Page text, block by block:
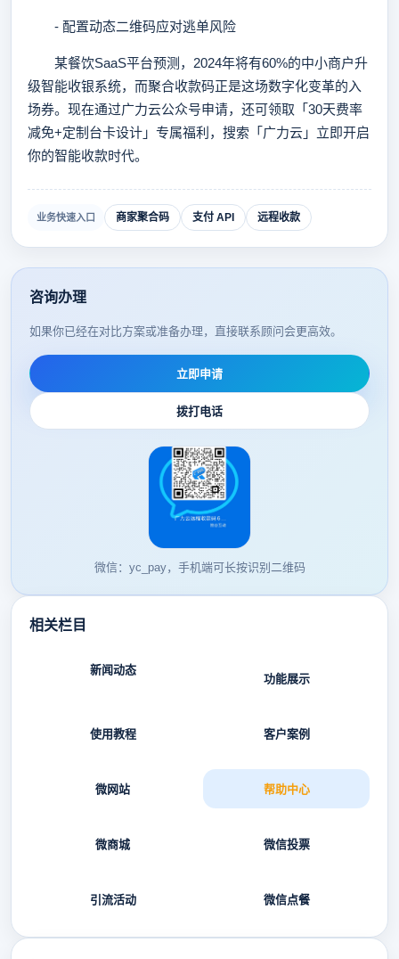
- 配置动态二维码应对逃单风险
某餐饮SaaS平台预测，2024年将有60%的中小商户升
级智能收银系统，而聚合收款码正是这场数字化变革的入
场券。现在通过广力云公众号申请，还可领取「30天费率
减免+定制台卡设计」专属福利，搜索「广力云」立即开启
你的智能收款时代。
业务快速入口 商家聚合码 支付 API 远程收款
咨询办理
如果你已经在对比方案或准备办理，直接联系顾问会更高效。
立即申请
拨打电话
微信：yc_pay，手机端可长按识别二维码
相关栏目
新闻动态
功能展示
使用教程 客户案例
微网站 帮助中心
微商城 微信投票
引流活动 微信点餐